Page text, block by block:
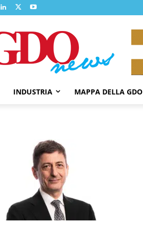
INDUSTRIA MAPPA DELLA GDO